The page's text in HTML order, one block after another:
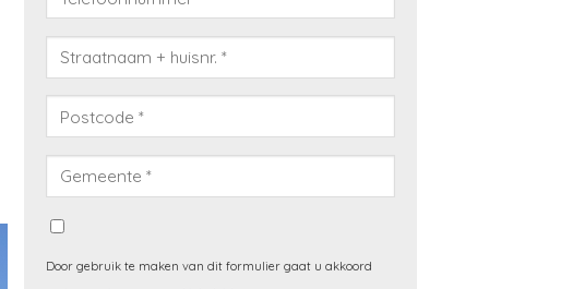
Door gebruik te maken van dit formulier gaat u akkoord